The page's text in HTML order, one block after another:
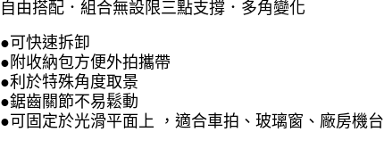
自由搭配．組合無設限三點支撐．多角變化
●可快速拆卸
●附收納包方便外拍攜帶
●利於特殊角度取景
●鋸齒關節不易鬆動
●可固定於光滑平面上 ，適合車拍、玻璃窗、廠房機台